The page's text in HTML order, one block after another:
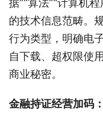
据”“算法”“计算机
的技术信息范畴。
行为类型，明确电
自下载、超权限使
商业秘密。
金融持证经营加码